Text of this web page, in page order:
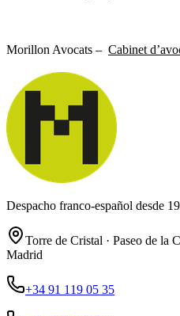
Morillon Avocats – Cabinet
Despacho franco-español desde
Torre de Cristal · Paseo de la
Madrid
+34 91 119 05 35